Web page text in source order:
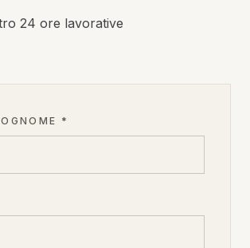
24 ore lavorative
*